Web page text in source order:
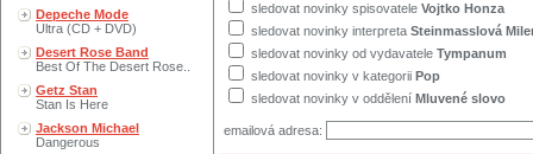
Depeche Mode
Ultra (CD + DVD)
Desert Rose Band
Best Of The Desert Rose..
Getz Stan
Stan Is Here
Jackson Michael
Dangerous
sledovat novinky spisovatele Vojtko Honza
sledovat novinky interpreta Steinmasslová
sledovat novinky od vydavatele Tympanum
sledovat novinky v kategorii Pop
sledovat novinky v oddělení Mluvené slovo
emailová adresa: